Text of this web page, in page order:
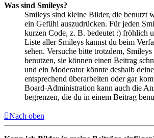
Was sind Smileys?
Smileys sind kleine Bilder, die benutzt
ein Gefühl auszudrücken. Für jeden
kurzen Code, z. B. bedeutet :) fröhlich
Liste aller Smileys kannst du beim
sehen. Versuche bitte trotzdem,
benutzen, sie können einen Beitrag
und ein Moderator könnte deshalb
entsprechend überarbeiten oder gar
Board-Administration kann auch die
begrenzen, die du in einem Beitrag
Nach oben